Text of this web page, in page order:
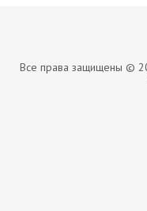
Все права защищены ©